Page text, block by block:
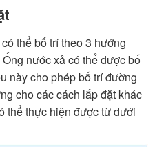
thể bố trí theo 3 hướng
nước xả có thể được bố
này cho phép bố trí đường
cho các cách lắp đặt khác
thể thực hiện được từ dưới